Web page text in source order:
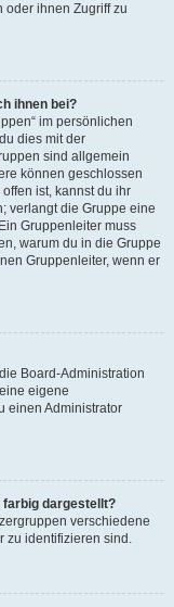
oder ihnen Zugriff zu
ihnen bei?
im persönlichen
dies mit der
sind allgemein
können geschlossen
ist, kannst du ihr
verlangt die Gruppe eine
Gruppenleiter muss
warum du in die Gruppe
Gruppenleiter, wenn er
Board-Administration
eigene
einen Administrator
farbig dargestellt?
verschiedene
zu identifizieren sind.